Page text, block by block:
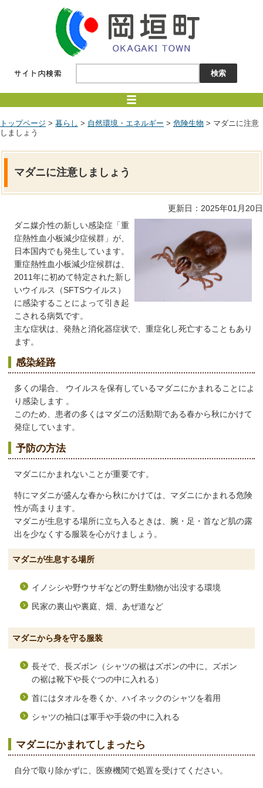
トップページ > 暮らし > 自然環境・エネルギー > 危険生物 > マダニに注意
しましょう
マダニに注意しましょう
更新日：2025年01月20日
ダニ媒介性の新しい感染症「重
症熱性血小板減少症候群」が、
日本国内でも発生しています。
重症熱性血小板減少症候群は、
2011年に初めて特定された新し
いウイルス（SFTSウイルス）
に感染することによって引き起
こされる病気です。
主な症状は、発熱と消化器症状で、重症化し死亡することもあり
ます。
感染経路
多くの場合、 ウイルスを保有しているマダニにかまれることによ
り感染します 。
このため、患者の多くはマダニの活動期である春から秋にかけて
発症しています。
予防の方法
マダニにかまれないことが重要です。
特にマダニが盛んな春から秋にかけては、マダニにかまれる危険
性が高まります。
マダニが生息する場所に立ち入るときは、腕・足・首など肌の露
出を少なくする服装を心がけましょう。
マダニが生息する場所
イノシシや野ウサギなどの野生動物が出没する環境
民家の裏山や裏庭、畑、あぜ道など
マダニから身を守る服装
長そで、長ズボン（シャツの裾はズボンの中に。ズボン
の裾は靴下や長ぐつの中に入れる）
首にはタオルを巻くか、ハイネックのシャツを着用
シャツの袖口は軍手や手袋の中に入れる
マダニにかまれてしまったら
自分で取り除かずに、医療機関で処置を受けてください。